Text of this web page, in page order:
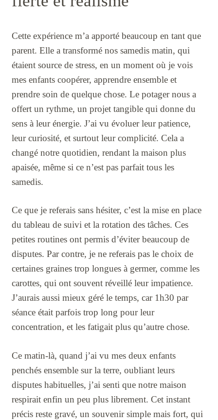
Cette expérience m’a apporté beaucoup en tant que
parent. Elle a transformé nos samedis matin, qui
étaient source de stress, en un moment où je vois
mes enfants coopérer, apprendre ensemble et
prendre soin de quelque chose. Le potager nous a
offert un rythme, un projet tangible qui donne du
sens à leur énergie. J’ai vu évoluer leur patience,
leur curiosité, et surtout leur complicité. Cela a
changé notre quotidien, rendant la maison plus
apaisée, même si ce n’est pas parfait tous les
samedis.
Ce que je referais sans hésiter, c’est la mise en place
du tableau de suivi et la rotation des tâches. Ces
petites routines ont permis d’éviter beaucoup de
disputes. Par contre, je ne referais pas le choix de
certaines graines trop longues à germer, comme les
carottes, qui ont souvent réveillé leur impatience.
J’aurais aussi mieux géré le temps, car 1h30 par
séance était parfois trop long pour leur
concentration, et les fatigait plus qu’autre chose.
Ce matin-là, quand j’ai vu mes deux enfants
penchés ensemble sur la terre, oubliant leurs
disputes habituelles, j’ai senti que notre maison
respirait enfin un peu plus librement. Cet instant
précis reste gravé, un souvenir simple mais fort, qui